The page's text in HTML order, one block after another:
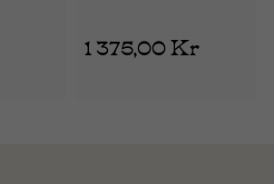
1 375,00 Kr